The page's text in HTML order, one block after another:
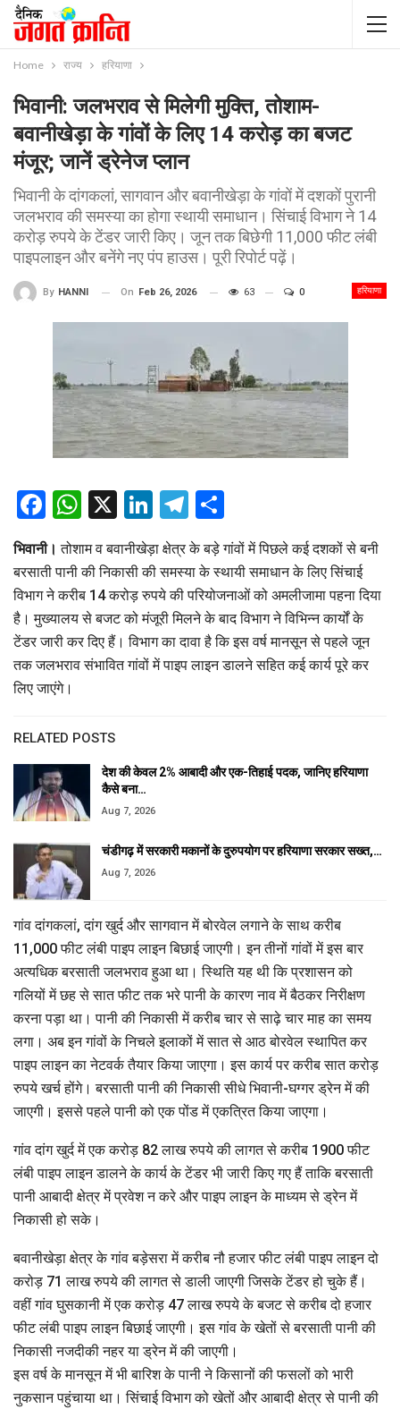
Home राज्य हरियाणा
भिवानी: जलभराव से मिलेगी मुक्ति, तोशाम-
बवानीखेड़ा के गांवों के लिए 14 करोड़ का बजट
मंजूर; जानें ड्रेनेज प्लान
भिवानी के दांगकलां, सागवान और बवानीखेड़ा के गांवों में दशकों पुरानी
जलभराव की समस्या का होगा स्थायी समाधान। सिंचाई विभाग ने 14
करोड़ रुपये के टेंडर जारी किए। जून तक बिछेगी 11,000 फीट लंबी
पाइपलाइन और बनेंगे नए पंप हाउस। पूरी रिपोर्ट पढ़ें।
हरियाणा
By HANNI On Feb 26, 2026 63 0
Facebook
WhatsApp
X LinkedIn
Telegram
भिवानी। तोशाम व बवानीखेड़ा क्षेत्र के बड़े गांवों में पिछले कई दशकों से बनी
बरसाती पानी की निकासी की समस्या के स्थायी समाधान के लिए सिंचाई
विभाग ने करीब 14 करोड़ रुपये की परियोजनाओं को अमलीजामा पहना दिया
है। मुख्यालय से बजट को मंजूरी मिलने के बाद विभाग ने विभिन्न कार्यों के
टेंडर जारी कर दिए हैं। विभाग का दावा है कि इस वर्ष मानसून से पहले जून
तक जलभराव संभावित गांवों में पाइप लाइन डालने सहित कई कार्य पूरे कर
लिए जाएंगे।
RELATED POSTS
देश की केवल 2% आबादी और एक-तिहाई पदक, जानिए हरियाणा
कैसे बना…
Aug 7, 2026
चंडीगढ़ में सरकारी मकानों के दुरुपयोग पर हरियाणा सरकार सख्त,…
Aug 7, 2026
गांव दांगकलां, दांग खुर्द और सागवान में बोरवेल लगाने के साथ करीब
11,000 फीट लंबी पाइप लाइन बिछाई जाएगी। इन तीनों गांवों में इस बार
अत्यधिक बरसाती जलभराव हुआ था। स्थिति यह थी कि प्रशासन को
गलियों में छह से सात फीट तक भरे पानी के कारण नाव में बैठकर निरीक्षण
करना पड़ा था। पानी की निकासी में करीब चार से साढ़े चार माह का समय
लगा। अब इन गांवों के निचले इलाकों में सात से आठ बोरवेल स्थापित कर
पाइप लाइन का नेटवर्क तैयार किया जाएगा। इस कार्य पर करीब सात करोड़
रुपये खर्च होंगे। बरसाती पानी की निकासी सीधे भिवानी-घग्गर ड्रेन में की
जाएगी। इससे पहले पानी को एक पोंड में एकत्रित किया जाएगा।
गांव दांग खुर्द में एक करोड़ 82 लाख रुपये की लागत से करीब 1900 फीट
लंबी पाइप लाइन डालने के कार्य के टेंडर भी जारी किए गए हैं ताकि बरसाती
पानी आबादी क्षेत्र में प्रवेश न करे और पाइप लाइन के माध्यम से ड्रेन में
निकासी हो सके।
बवानीखेड़ा क्षेत्र के गांव बड़ेसरा में करीब नौ हजार फीट लंबी पाइप लाइन दो
करोड़ 71 लाख रुपये की लागत से डाली जाएगी जिसके टेंडर हो चुके हैं।
वहीं गांव घुसकानी में एक करोड़ 47 लाख रुपये के बजट से करीब दो हजार
फीट लंबी पाइप लाइन बिछाई जाएगी। इस गांव के खेतों से बरसाती पानी की
निकासी नजदीकी नहर या ड्रेन में की जाएगी।
इस वर्ष के मानसून में भी बारिश के पानी ने किसानों की फसलों को भारी
नुकसान पहुंचाया था। सिंचाई विभाग को खेतों और आबादी क्षेत्र से पानी की